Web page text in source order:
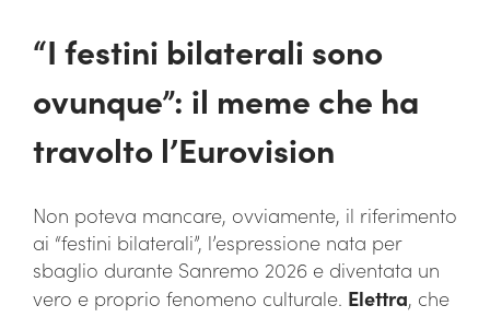
“I festini bilaterali sono
ovunque”: il meme che ha
travolto l’Eurovision
Non poteva mancare, ovviamente, il riferimento
ai “festini bilaterali”, l’espressione nata per
sbaglio durante Sanremo 2026 e diventata un
vero e proprio fenomeno culturale. Elettra, che